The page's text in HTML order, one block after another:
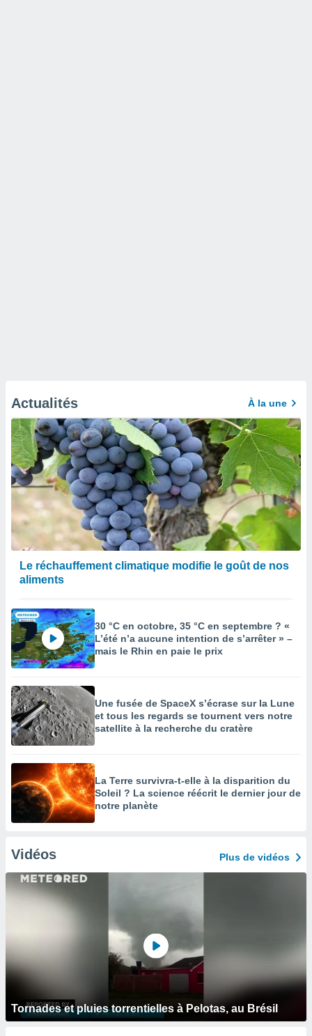
Actualités À la une
Le réchauffement climatique modifie le goût de nos
aliments
30 °C en octobre, 35 °C en septembre ? «
L’été n’a aucune intention de s’arrêter » –
mais le Rhin en paie le prix
Une fusée de SpaceX s’écrase sur la Lune
et tous les regards se tournent vers notre
satellite à la recherche du cratère
La Terre survivra-t-elle à la disparition du
Soleil ? La science réécrit le dernier jour de
notre planète
Vidéos Plus de vidéos
Tornades et pluies torrentielles à Pelotas, au Brésil